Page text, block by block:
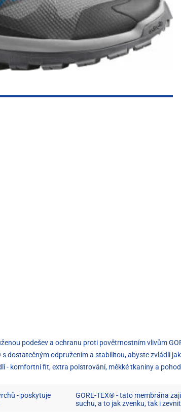
podešev a ochranu proti povětrnostním vlivům
dostatečným odpružením a stabilitou, abyste zvládli
- komfortní fit, extra polstrování, měkké tkaniny a
- poskytuje
GORE-TEX® - tato membrána
suchu, a to jak zvenku, tak i